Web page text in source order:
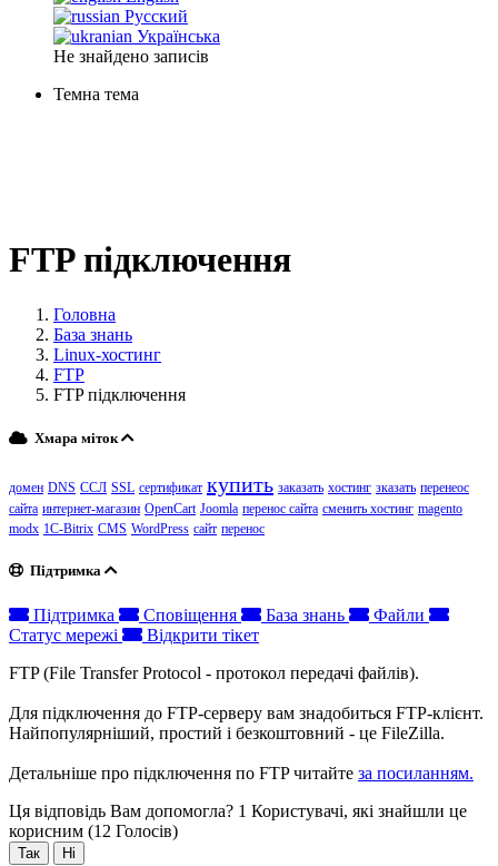
Русский
Українська
Не знайдено записів
Темна тема
FTP підключення
Головна
База знань
Linux-хостинг
FTP
FTP підключення
Хмара міток
домен DNS ССЛ SSL сертификат купить заказать хостинг зказать перенеос
сайта интернет-магазин OpenCart Joomla перенос сайта сменить хостинг magento
modx 1C-Bitrix CMS WordPress сайт перенос
Підтримка
Підтримка Сповіщення База знань
Файли
Статус мережі
Відкрити тікет
FTP (File Transfer Protocol - протокол передачі файлів).
Для підключення до FTP-серверу вам знадобиться FTP-клієнт.
Найпопулярніший, простий і безкоштовний - це FileZilla.
Детальніше про підключення по FTP читайте за посиланням.
Ця відповідь Вам допомогла? 1 Користувачі, які знайшли це
корисним (12 Голосів)
Так Ні